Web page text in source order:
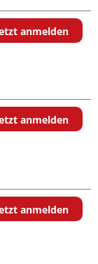
anmelden
anmelden
anmelden